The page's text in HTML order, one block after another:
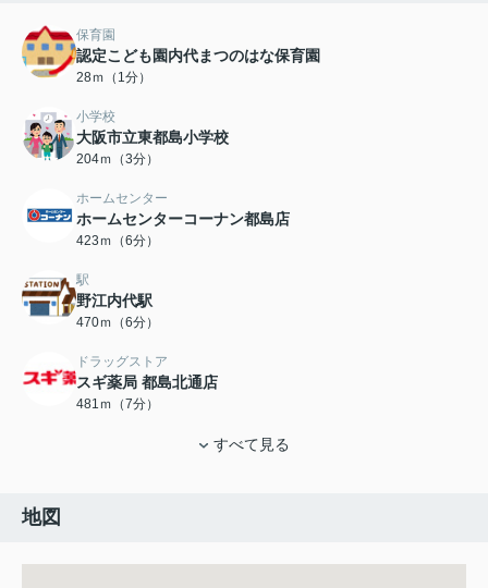
保育園
認定こども園内代まつのはな保育園
28ｍ（1分）
小学校
大阪市立東都島小学校
204ｍ（3分）
ホームセンター
ホームセンターコーナン都島店
423ｍ（6分）
駅
野江内代駅
470ｍ（6分）
ドラッグストア
スギ薬局 都島北通店
481ｍ（7分）
すべて見る
地図